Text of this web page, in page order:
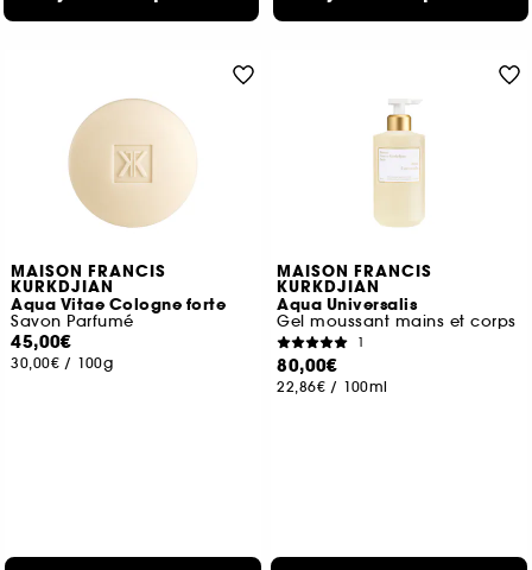
MAISON FRANCIS
KURKDJIAN
Aqua Vitae Cologne forte
Savon Parfumé
45,00€
30,00€ / 100g
MAISON FRANCIS
KURKDJIAN
Aqua Universalis
Gel moussant mains et corps
1
80,00€
22,86€ / 100ml